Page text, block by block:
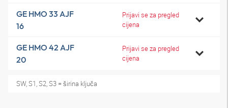
GE HMO 33 AJF
16
Prijavi se za pregled
cijena
GE HMO 42 AJF
20
Prijavi se za pregled
cijena
SW, S1, S2, S3 = širina ključa